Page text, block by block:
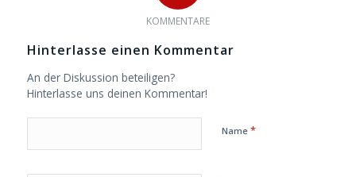
KOMMENTARE
Hinterlasse einen Kommentar
An der Diskussion beteiligen?
Hinterlasse uns deinen Kommentar!
Name *